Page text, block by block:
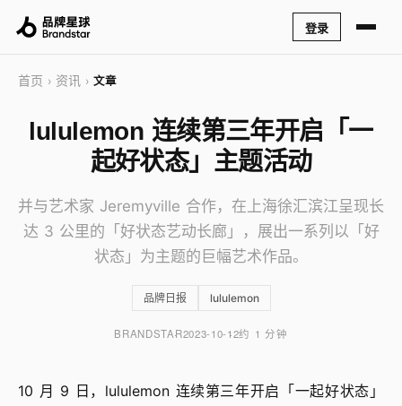
登录
首页 › 资讯 › 文章
lululemon 连续第三年开启「一
起好状态」主题活动
并与艺术家 Jeremyville 合作，在上海徐汇滨江呈现长
达 3 公里的「好状态艺动长廊」，展出一系列以「好
状态」为主题的巨幅艺术作品。
品牌日报 lululemon
BRANDSTAR2023-10-12约 1 分钟
10 月 9 日，lululemon 连续第三年开启「一起好状态」